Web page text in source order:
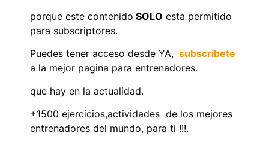
porque este contenido SOLO esta permitido
para subscriptores.
Puedes tener acceso desde YA, subscríbete
a la mejor pagina para entrenadores.
que hay en la actualidad.
+1500 ejercicios,actividades de los mejores
entrenadores del mundo, para ti !!!.